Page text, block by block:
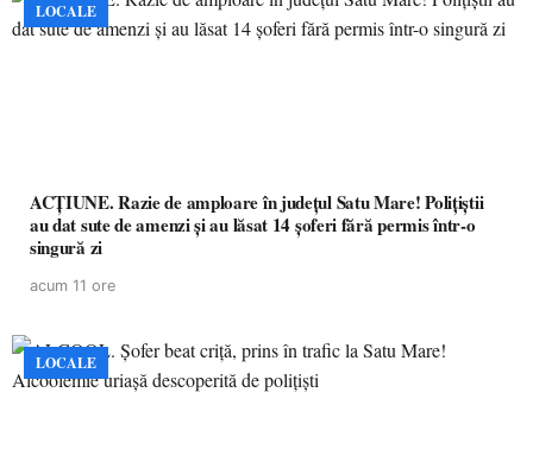
LOCALE
ACȚIUNE. Razie de amploare în județul Satu Mare! Polițiștii
au dat sute de amenzi și au lăsat 14 șoferi fără permis într-o
singură zi
acum 11 ore
LOCALE